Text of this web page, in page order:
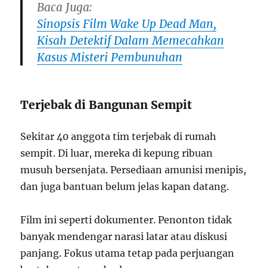
Baca Juga:
Sinopsis Film Wake Up Dead Man,
Kisah Detektif Dalam Memecahkan
Kasus Misteri Pembunuhan
Terjebak di Bangunan Sempit
Sekitar 40 anggota tim terjebak di rumah
sempit. Di luar, mereka di kepung ribuan
musuh bersenjata. Persediaan amunisi menipis,
dan juga bantuan belum jelas kapan datang.
Film ini seperti dokumenter. Penonton tidak
banyak mendengar narasi latar atau diskusi
panjang. Fokus utama tetap pada perjuangan